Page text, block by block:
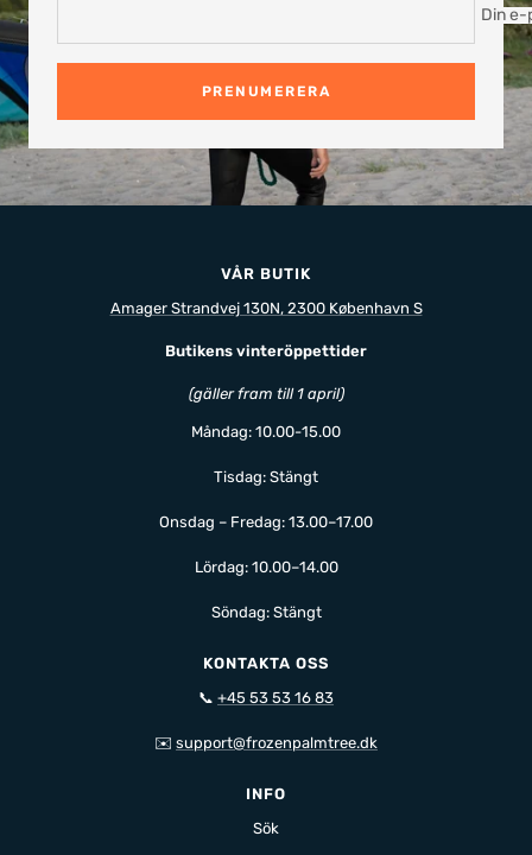
Din e-
PRENUMERERA
VÅR BUTIK
Amager Strandvej 130N, 2300 København S
Butikens vinteröppettider
(gäller fram till 1 april)
Måndag: 10.00-15.00
Tisdag: Stängt
Onsdag – Fredag: 13.00–17.00
Lördag: 10.00–14.00
Söndag: Stängt
KONTAKTA OSS
📞 +45 53 53 16 83
✉️ support@frozenpalmtree.dk
INFO
Sök